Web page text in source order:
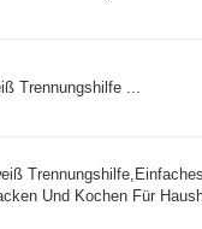
Trennungshilfe ...
Trennungshilfe,Einfaches
Und Kochen Für